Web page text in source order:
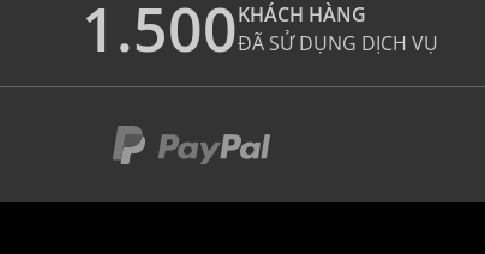
1.500KHÁCH HÀNG
ĐÃ SỬ DỤNG DỊCH VỤ